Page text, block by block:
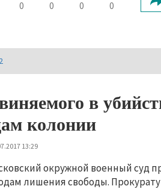
0 0 0 0
в
колонии
13:29
окружной военный суд
лишения свободы.